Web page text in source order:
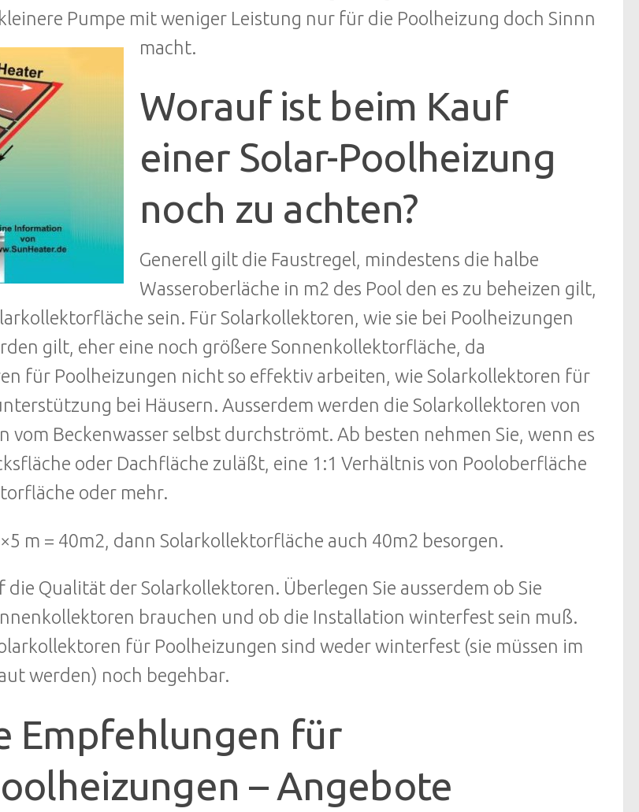
Pumpe mit weniger Leistung nur für die Poolheizung doch Sinnn
macht.
Worauf ist beim Kauf
einer Solar-Poolheizung
noch zu achten?
Generell gilt die Faustregel, mindestens die halbe
Wasseroberläche in m2 des Pool den es zu beheizen gilt,
sein. Für Solarkollektoren, wie sie bei Poolheizungen
gilt, eher eine noch größere Sonnenkollektorfläche, da
für Poolheizungen nicht so effektiv arbeiten, wie Solarkollektoren für
bei Häusern. Ausserdem werden die Solarkollektoren von
vom Beckenwasser selbst durchströmt. Ab besten nehmen Sie, wenn es
oder Dachfläche zuläßt, eine 1:1 Verhältnis von Pooloberfläche
oder mehr.
m = 40m2, dann Solarkollektorfläche auch 40m2 besorgen.
die Qualität der Solarkollektoren. Überlegen Sie ausserdem ob Sie
brauchen und ob die Installation winterfest sein muß.
für Poolheizungen sind weder winterfest (sie müssen im
werden) noch begehbar.
Empfehlungen für
– Angebote